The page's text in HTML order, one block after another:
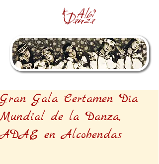
Gran Gala Certamen Día
Mundial de la Danza,
ADAE en Alcobendas